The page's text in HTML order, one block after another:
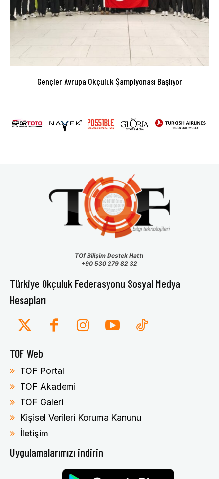
Gençler Avrupa Okçuluk Şampiyonası Başlıyor
TOf Bilişim Destek Hattı
+90 530 279 82 32
Türkiye Okçuluk Federasyonu Sosyal Medya
Hesapları
TOF Web
TOF Portal
TOF Akademi
TOF Galeri
Kişisel Verileri Koruma Kanunu
İletişim
Uygulamalarımızı indirin